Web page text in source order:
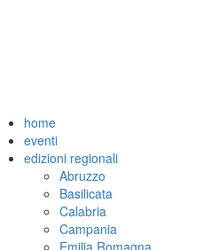
home
eventi
edizioni regionali
Abruzzo
Basilicata
Calabria
Campania